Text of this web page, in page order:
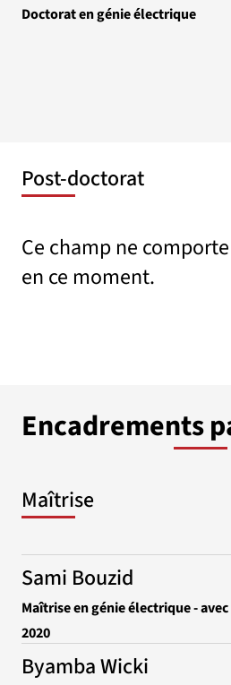
Encadrements
Maîtrise
Sami Bouzid
Maîtrise en génie électrique -
2020
Byamba Wicki
Doctorat en génie électrique
Post-doctorat
Ce champ ne
en ce moment.